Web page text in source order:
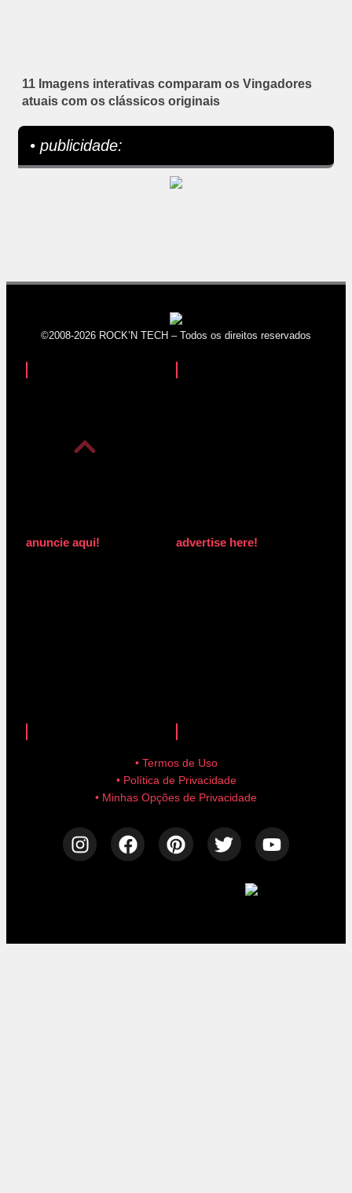
11 Imagens interativas comparam os Vingadores
atuais com os clássicos originais
• publicidade:
©2008-2026 ROCK’N TECH – Todos os direitos reservados
anuncie aqui! advertise here!
• Termos de Uso
• Política de Privacidade
• Minhas Opções de Privacidade